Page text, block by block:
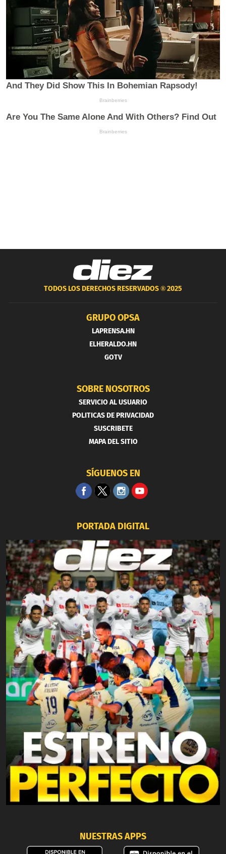
TODOS LOS DERECHOS RESERVADOS ®2025
GRUPO OPSA
LAPRENSA.HN
ELHERALDO.HN
GOTV
SOBRE NOSOTROS
SERVICIO AL USUARIO
POLITICAS DE PRIVACIDAD
SUSCRIBETE
MAPA DEL SITIO
SÍGUENOS EN
PORTADA DIGITAL
NUESTRAS APPS